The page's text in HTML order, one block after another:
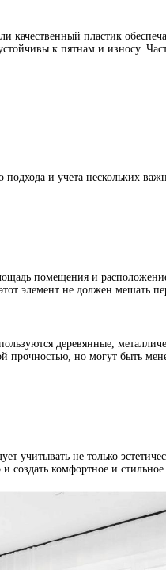
пластик
к пятнам и износу.
и учета нескольких
помещения и
элемент не должен мешать
деревянные,
прочностью, но могут быть
учитывать не только
создать комфортное и